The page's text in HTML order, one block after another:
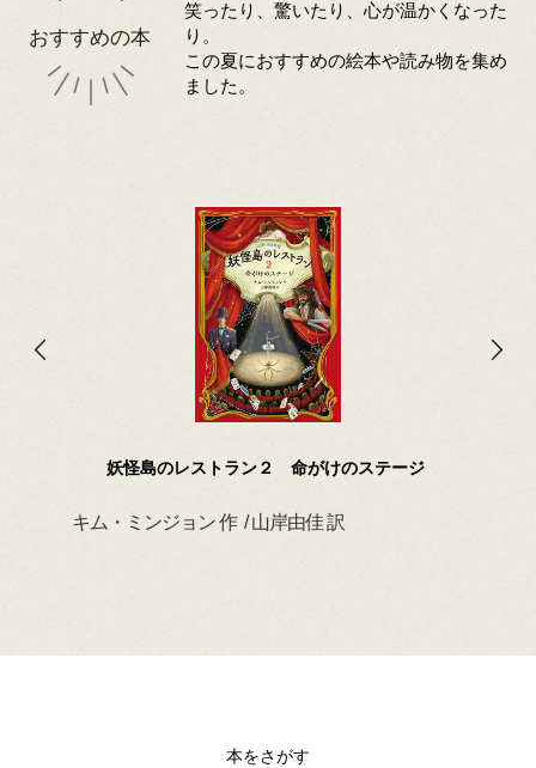
おすすめの本
笑ったり、驚いたり、心が温かくなった
り。
この夏におすすめの絵本や読み物を集め
ました。
妖怪島のレストラン２ 命がけのステージ
キム・ミンジョン 作 / 山岸由佳 訳
本をさがす